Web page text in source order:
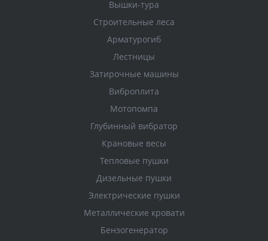
Вышки-тура
Строительные леса
Арматурогиб
Лестницы
Затирочные машины
Виброплита
Мотопомпа
Глубинный вибратор
Крановые весы
Тепловые пушки
Дизельные пушки
Электрические пушки
Металлические кровати
Бензогенератор